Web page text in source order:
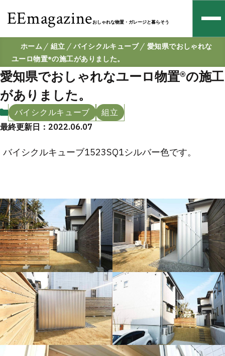
EEmagazineおしゃれな物置・ガレージと暮らそう
ホーム 組立 バイシクルキューブ
愛知県でおしゃれな
ユーロ物置®の施工がありました。
愛知県でおしゃれなユーロ物置®の施工
がありました。
バイシクルキューブ
組立
最終更新日：2022.06.07
バイシクルキューブ1523SQ1シルバー色です。